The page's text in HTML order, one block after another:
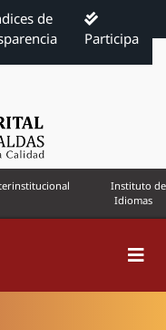
de
Participa
Instituto de
Idiomas